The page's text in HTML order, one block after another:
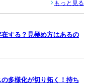
もっと見る
在する？見極め方はあるの
多様化が切り拓く！持ち